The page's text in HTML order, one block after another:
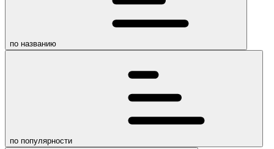
по названию
по популярности